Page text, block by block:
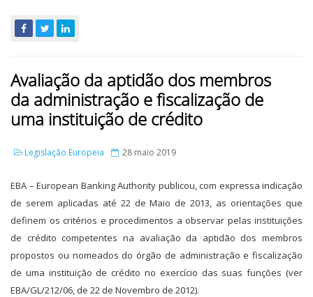
Avaliação da aptidão dos membros
da administração e fiscalização de
uma instituição de crédito
Legislação Europeia 28 maio 2019
EBA – European Banking Authority publicou, com expressa indicação
de serem aplicadas até 22 de Maio de 2013, as orientações que
definem os critérios e procedimentos a observar pelas instituições
de crédito competentes na avaliação da aptidão dos membros
propostos ou nomeados do órgão de administração e fiscalização
de uma instituição de crédito no exercício das suas funções (ver
EBA/GL/212/06, de 22 de Novembro de 2012).